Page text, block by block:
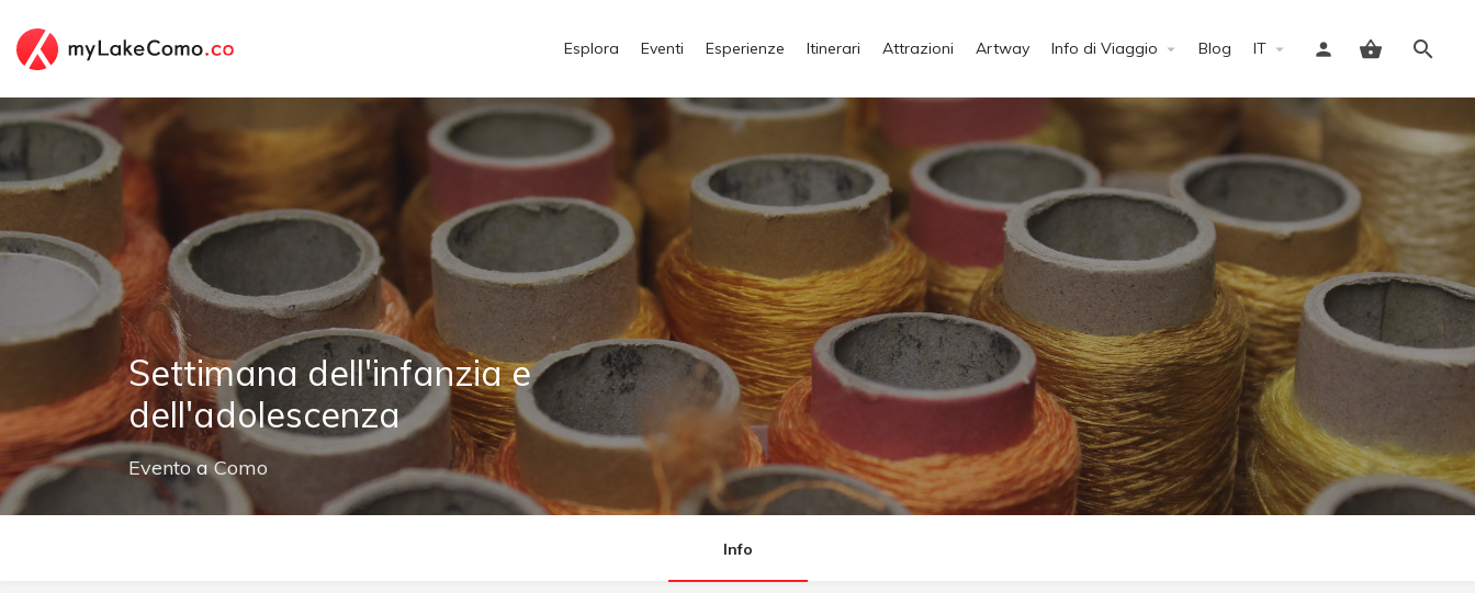
Esplora Eventi Esperienze Itinerari Attrazioni Artway Info di Viaggio Blog IT
Accedi
Settimana dell'infanzia e
dell'adolescenza
EventoaComo
Info